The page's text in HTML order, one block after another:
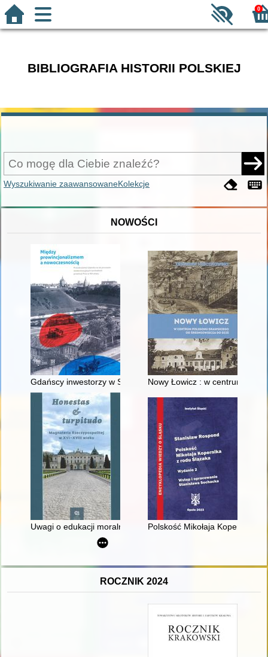
0
BIBLIOGRAFIA HISTORII POLSKIEJ
Wyszukiwanie zaawansowaneKolekcje
NOWOŚCI
Gdańscy inwestorzy w Sopocie : prestiż finansowy i
Nowy Łowicz : w centrum
Uwagi o edukacji moralnej synów szlacheckich w XVI-
Polskość Mikołaja Kopernika z
ROCZNIK 2024